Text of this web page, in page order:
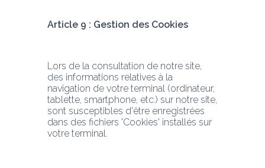
Article 9 : Gestion des Cookies
Lors de la consultation de notre site,
des informations relatives à la
navigation de votre terminal (ordinateur,
tablette, smartphone, etc.) sur notre site,
sont susceptibles d'être enregistrées
dans des fichiers 'Cookies' installés sur
votre terminal.